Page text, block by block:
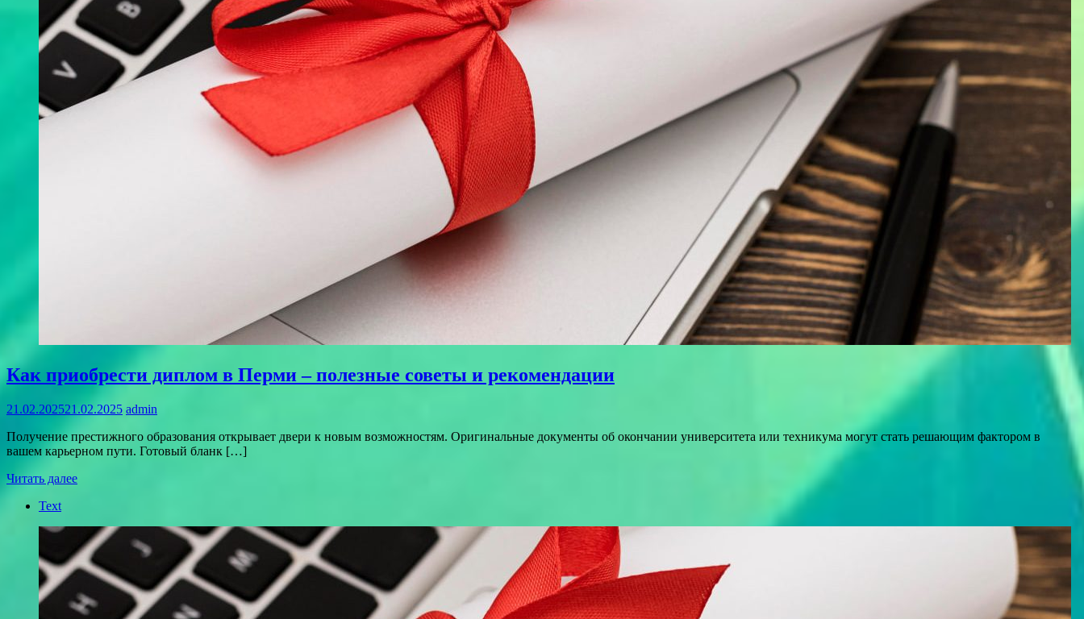
Как приобрести диплом в Перми – полезные советы и рекомендации
21.02.202521.02.2025 admin
Получение престижного образования открывает двери к новым возможностям. Оригинальные документы об окончании университета или техникума могут стать решающим фактором в
вашем карьерном пути. Готовый бланк […]
Читать далее
Text